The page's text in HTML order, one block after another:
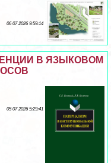
06 07 2026 9:59:14
В ЯЗЫКОВОМ
05 07 2026 5:29:41